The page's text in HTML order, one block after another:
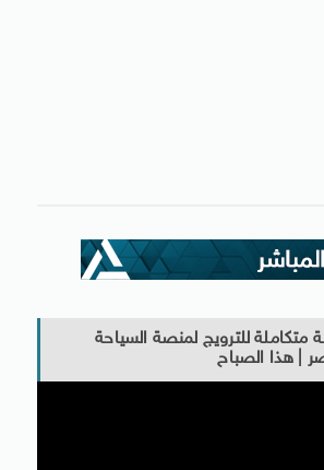
متكاملة للترويج لمنصة السياحة
| هذا الصباح